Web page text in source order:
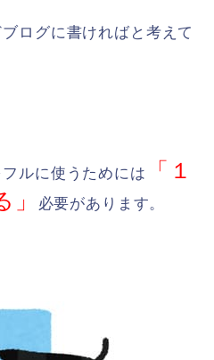
ログに書ければと考えて
ルに使うためには
「１
必要があります。